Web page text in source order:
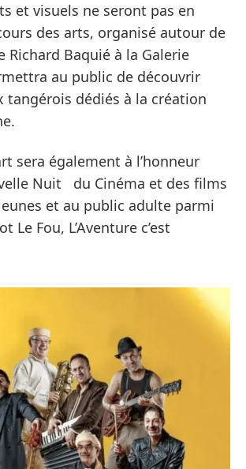
et visuels ne seront pas en
des arts, organisé autour de
Richard Baquié à la Galerie
au public de découvrir
tangérois dédiés à la création
sera également à l’honneur
Nuit du Cinéma et des films
et au public adulte parmi
Le Fou, L’Aventure c’est